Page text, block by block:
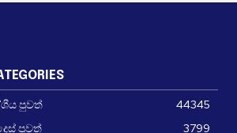
පුවත්
44345
පුවත්
3799